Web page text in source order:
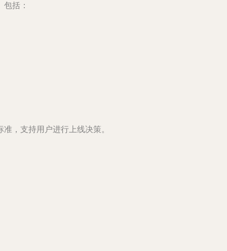
括：
，支持用户进行上线决策。